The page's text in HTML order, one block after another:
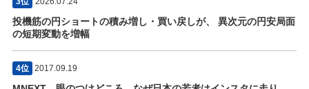
投機筋の円ショートの積み増し・買い戻しが、 異次元の円安局面
の短期変動を増幅
4位 2017.09.19